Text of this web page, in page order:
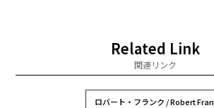
Related Link
関連リンク
ロバート・フランク / Robert